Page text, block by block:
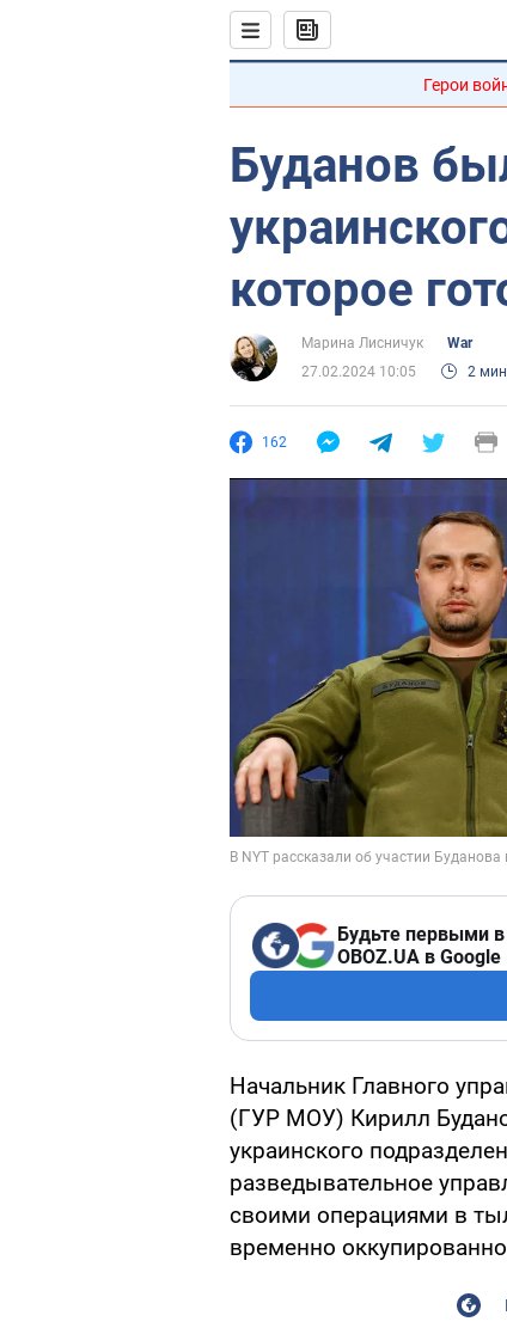
Герои
Буданов
которое
Марина Лисничук
War
27.02.2024 10:05
2
162
Будьте первыми
OBOZ.UA в Google
Начальник Главного
(ГУР МОУ) Кирилл
украинского
разведывательное
своими операциями в
временно